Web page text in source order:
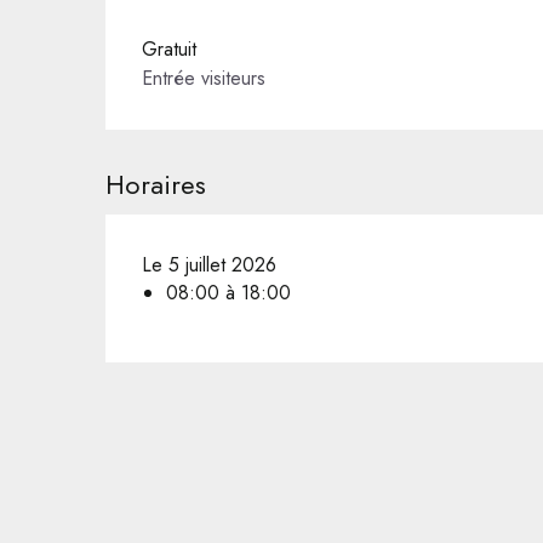
Gratuit
Entrée visiteurs
Horaires
Le 5 juillet 2026
08:00 à 18:00